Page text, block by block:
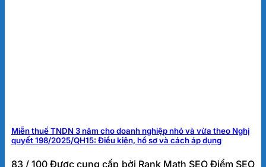
Miễn thuế TNDN 3 năm cho doanh nghiệp nhỏ và vừa theo Nghị
quyết 198/2025/QH15: Điều kiện, hồ sơ và cách áp dụng
83 / 100 Được cung cấp bởi Rank Math SEO Điểm SEO